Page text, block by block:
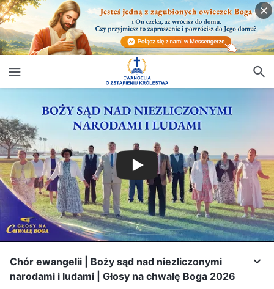
Chór ewangelii | Boży sąd nad niezliczonymi
narodami i ludami | Głosy na chwałę Boga 2026